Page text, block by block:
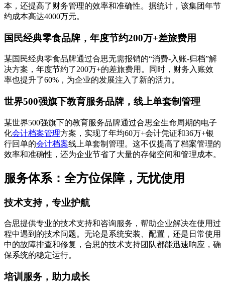
本，还提高了财务管理的效率和准确性。据统计，该集团年节
约成本高达4000万元。
国民经典零食品牌，年度节约200万+差旅费用
某国民经典零食品牌通过合思无需报销的“消费-入账-归档”解
决方案，年度节约了200万+的差旅费用。同时，财务入账效
率也提升了60%，为企业的发展注入了新的活力。
世界500强旗下教育服务品牌，线上单套制管理
某世界500强旗下的教育服务品牌通过合思全生命周期的电子
化会计档案管理方案，实现了年均60万+会计凭证和36万+银
行回单的会计档案线上单套制管理。这不仅提高了档案管理的
效率和准确性，还为企业节省了大量的存储空间和管理成本。
服务体系：全方位保障，无忧使用
技术支持，专业护航
合思提供专业的技术支持和咨询服务，帮助企业解决在使用过
程中遇到的技术问题。无论是系统安装、配置，还是日常使用
中的故障排查和修复，合思的技术支持团队都能迅速响应，确
保系统的稳定运行。
培训服务，助力成长